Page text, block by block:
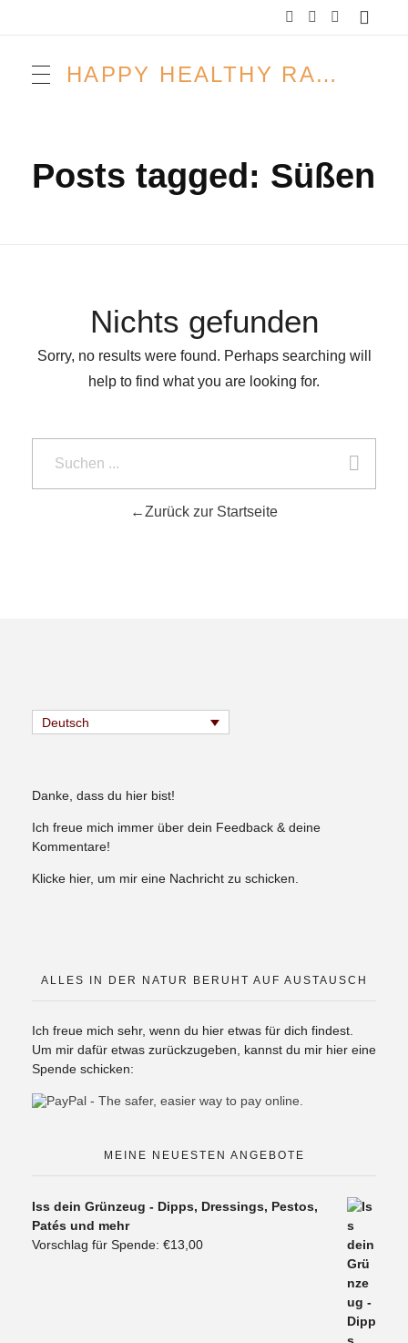
HAPPY HEALTHY RAW & FREE – ROH MACHT FROH!
Posts tagged: Süßen
Nichts gefunden
Sorry, no results were found. Perhaps searching will
help to find what you are looking for.
Zurück zur Startseite
Deutsch
Danke, dass du hier bist!
Ich freue mich immer über dein Feedback & deine
Kommentare!
Klicke hier, um mir eine Nachricht zu schicken.
ALLES IN DER NATUR BERUHT AUF AUSTAUSCH
Ich freue mich sehr, wenn du hier etwas für dich findest.
Um mir dafür etwas zurückzugeben, kannst du mir hier eine
Spende schicken:
MEINE NEUESTEN ANGEBOTE
Iss dein Grünzeug - Dipps, Dressings, Pestos,
Patés und mehr
Vorschlag für Spende: €13,00